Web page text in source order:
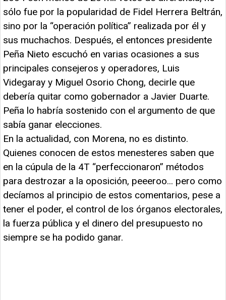
sólo fue por la popularidad de Fidel Herrera Beltrán,
sino por la “operación política” realizada por él y
sus muchachos. Después, el entonces presidente
Peña Nieto escuchó en varias ocasiones a sus
principales consejeros y operadores, Luis
Videgaray y Miguel Osorio Chong, decirle que
debería quitar como gobernador a Javier Duarte.
Peña lo habría sostenido con el argumento de que
sabía ganar elecciones.
En la actualidad, con Morena, no es distinto.
Quienes conocen de estos menesteres saben que
en la cúpula de la 4T “perfeccionaron” métodos
para destrozar a la oposición, peeeroo... pero como
decíamos al principio de estos comentarios, pese a
tener el poder, el control de los órganos electorales,
la fuerza pública y el dinero del presupuesto no
siempre se ha podido ganar.